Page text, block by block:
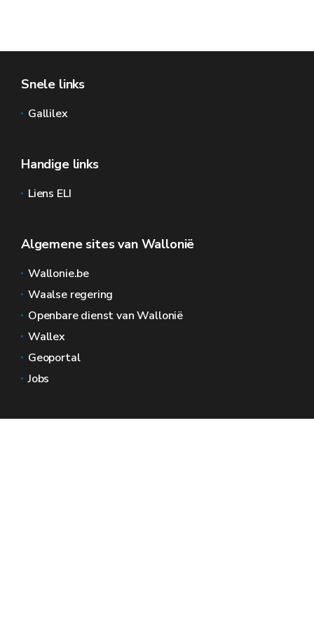
Snele links
Gallilex
Handige links
Liens ELI
Algemene sites van Wallonië
Wallonie.be
Waalse regering
Openbare dienst van Wallonië
Wallex
Geoportal
Jobs